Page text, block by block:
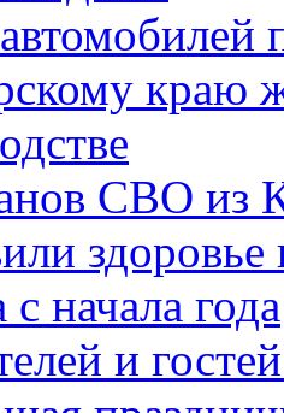
краю
СВО из
начала года
и